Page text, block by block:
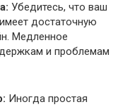
Убедитесь, что ваш
достаточную
Медленное
и проблемам
Иногда простая